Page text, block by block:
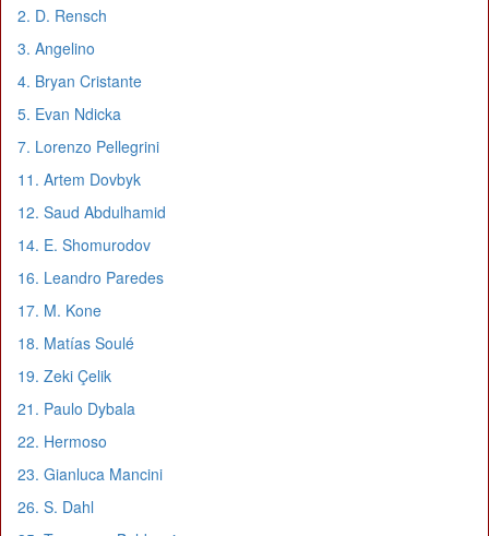
2. D. Rensch
3. Angelino
4. Bryan Cristante
5. Evan Ndicka
7. Lorenzo Pellegrini
11. Artem Dovbyk
12. Saud Abdulhamid
14. E. Shomurodov
16. Leandro Paredes
17. M. Kone
18. Matías Soulé
19. Zeki Çelik
21. Paulo Dybala
22. Hermoso
23. Gianluca Mancini
26. S. Dahl